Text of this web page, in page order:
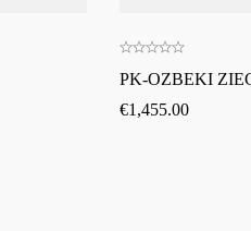
PK-OZBEKI
€1,455.00